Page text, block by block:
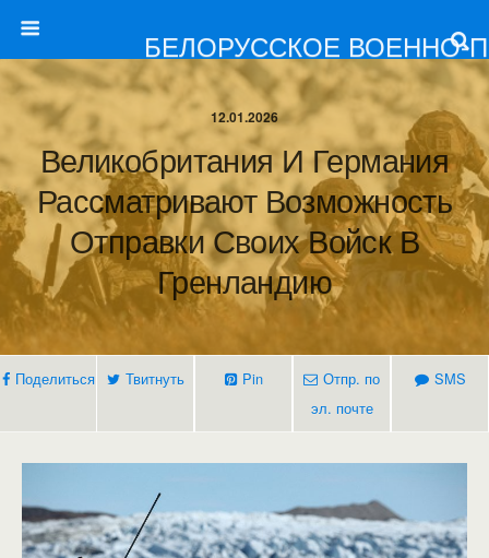
БЕЛОРУССКОЕ ВОЕННО-
12.01.2026
Великобритания И Германия
Рассматривают Возможность
Отправки Своих Войск В
Гренландию
Поделиться Твитнуть Pin
Отпр. по
эл. почте
SMS